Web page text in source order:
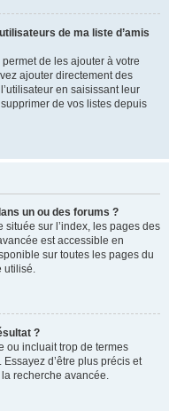
de ma liste d’amis
de les ajouter à votre
ajouter directement des
en saisissant leur
de vos listes depuis
un ou des forums ?
sur l’index, les pages des
est accessible en
sur toutes les pages du
utilisé.
?
ou incluait trop de termes
d’être plus précis et
recherche avancée.